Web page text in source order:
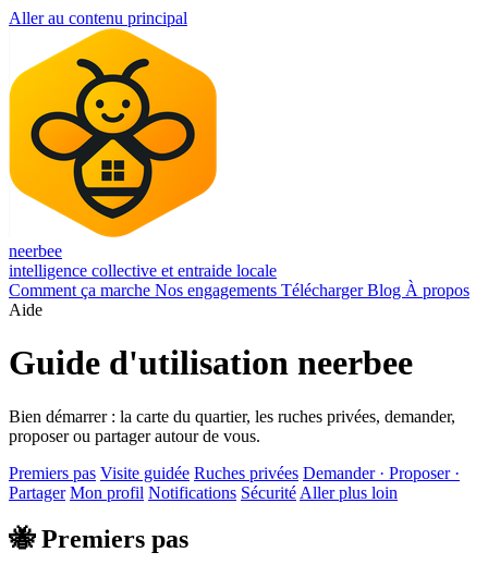
Aller au contenu principal
neerbee
intelligence collective et entraide locale
Comment ça marche Nos engagements TéléchargerBlog À propos
Aide
Guide d'utilisation neerbee
Bien démarrer : la carte du quartier, les ruches privées, demander,
proposer ou partager autour de vous.
Premiers pas Visite guidée Ruches privées Demander · Proposer ·
Partager Mon profil Notifications Sécurité Aller plus loin
🐝 Premiers pas